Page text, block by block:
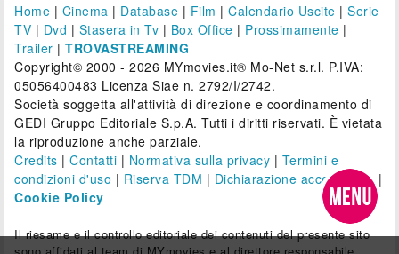
Home | Cinema | Database | Film |Calendario Uscite |Serie
TV | Dvd | Stasera in Tv | Box Office | Prossimamente |
Trailer |TROVASTREAMING
Copyright© 2000 - 2026 MYmovies.it® Mo-Net s.r.l. P.IVA:
05056400483 Licenza Siae n. 2792/I/2742.
Società soggetta all'attività di direzione e coordinamento di
GEDI Gruppo Editoriale S.p.A. Tutti i diritti riservati. È vietata
la riproduzione anche parziale.
Credits |Contatti | Normativa sulla privacy | Termini e
condizioni d'uso | Riserva TDM | Dichiarazione accessibilità |
Cookie Policy
Il riesame e il controllo editoriale dei contenuti del presente sito
sono affidati al team di MYmovies e al direttore responsabile.